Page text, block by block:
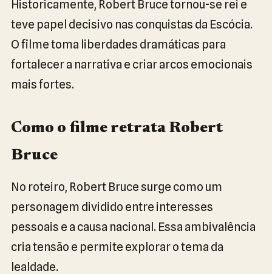
Historicamente, Robert Bruce tornou-se rei e
teve papel decisivo nas conquistas da Escócia.
O filme toma liberdades dramáticas para
fortalecer a narrativa e criar arcos emocionais
mais fortes.
Como o filme retrata Robert
Bruce
No roteiro, Robert Bruce surge como um
personagem dividido entre interesses
pessoais e a causa nacional. Essa ambivalência
cria tensão e permite explorar o tema da
lealdade.